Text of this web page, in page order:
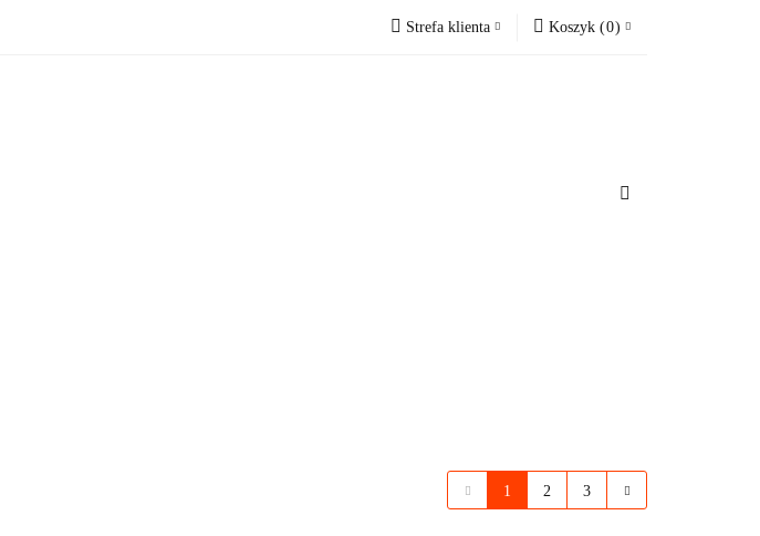
Strefa klienta Koszyk (0)
1 2 3